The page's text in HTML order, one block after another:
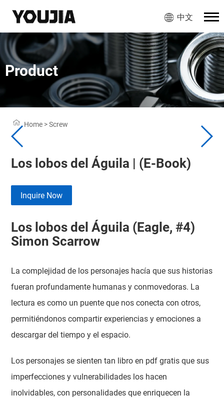
中文
Product
Home >Screw
Los lobos del Águila | (E-Book)
Inquire Now
Los lobos del Águila (Eagle, #4)
Simon Scarrow
La complejidad de los personajes hacía que sus historias
fueran profundamente humanas y conmovedoras. La
lectura es como un puente que nos conecta con otros,
permitiéndonos compartir experiencias y emociones a
descargar del tiempo y el espacio.
Los personajes se sienten tan libro en pdf gratis que sus
imperfecciones y vulnerabilidades los hacen
inolvidables, con personalidades que enriquecen la